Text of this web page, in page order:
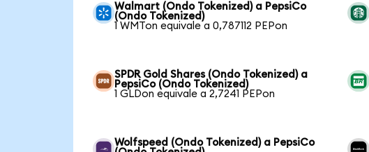
Walmart (Ondo Tokenized) a PepsiCo
(Ondo Tokenized)
1 WMTon equivale a 0,787112 PEPon
SPDR Gold Shares (Ondo Tokenized) a
PepsiCo (Ondo Tokenized)
1 GLDon equivale a 2,7241 PEPon
Wolfspeed (Ondo Tokenized) a PepsiCo